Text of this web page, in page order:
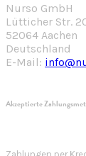
Nurso GmbH
Lütticher Str.
52064 Aachen
Deutschland
E-Mail:
Akzeptierte